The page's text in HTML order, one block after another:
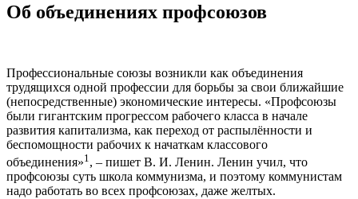
Об объединениях профсоюзов
Профессиональные союзы возникли как объединения
трудящихся одной профессии для борьбы за свои ближайшие
(непосредственные) экономические интересы. «Профсоюзы
были гигантским прогрессом рабочего класса в начале
развития капитализма, как переход от распылённости и
беспомощности рабочих к начаткам классового
объединения»1 , – пишет В. И. Ленин. Ленин учил, что
профсоюзы суть школа коммунизма, и поэтому коммунистам
надо работать во всех профсоюзах, даже желтых.